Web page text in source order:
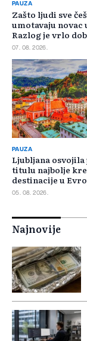
PAUZA
Zašto ljudi sve
umotavaju novac
Razlog je vrlo
07. 08. 2026.
PAUZA
Ljubljana
titulu najbolje
destinacije u
05. 08. 2026.
Najnovije